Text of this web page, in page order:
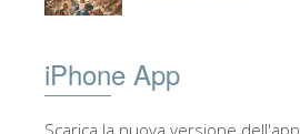
iPhone App